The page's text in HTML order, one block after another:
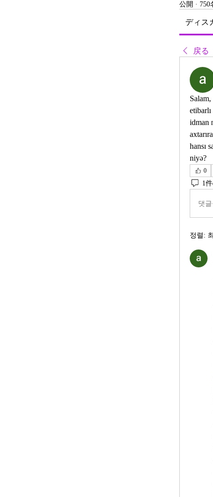
公開 · 750
ディス
戻る
idman
hansı
niyə?
0
1
댓
정렬: